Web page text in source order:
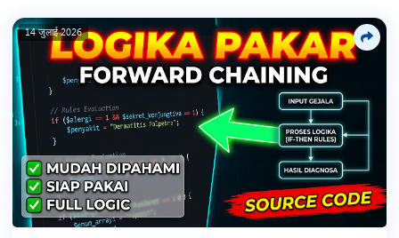
14 जुलाई 2026